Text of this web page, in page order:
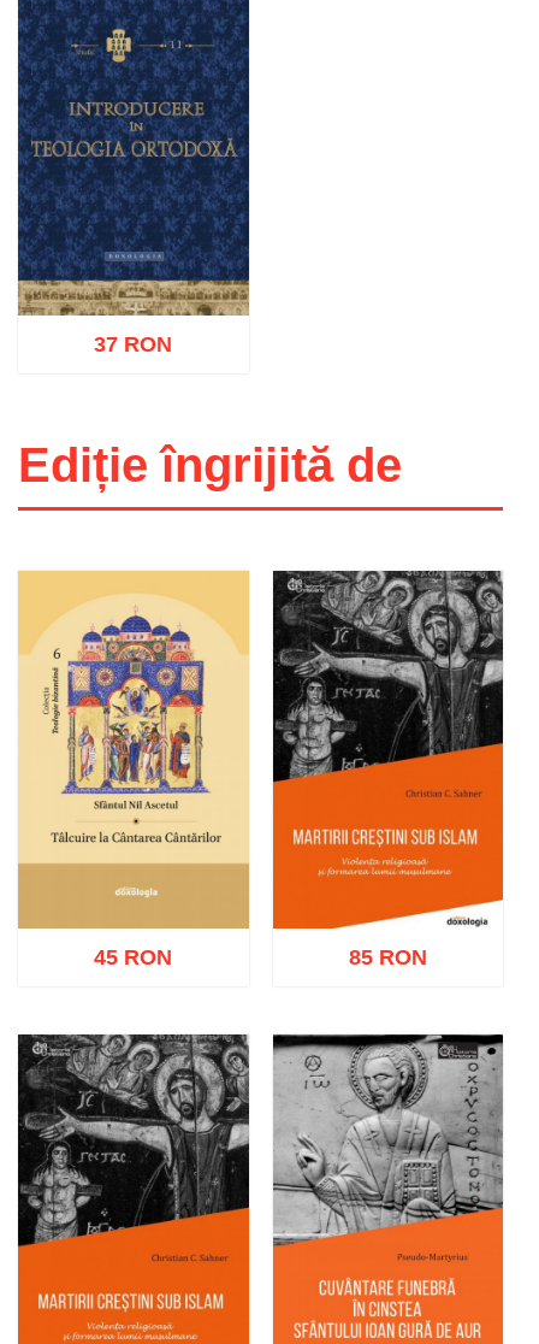
Adaugă în coș Wishlist
37 RON
Ediție îngrijită de
Adaugă în coș Wishlist
45 RON
Adaugă în coș Wishlist
85 RON